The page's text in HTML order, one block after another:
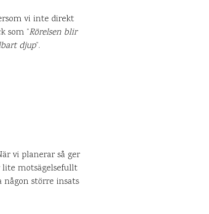
vi inte direkt
som ”Rörelsen blir
djup”.
vi planerar så ger
motsägelsefullt
större insats